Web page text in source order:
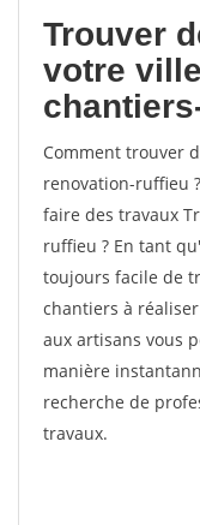
Trouver
votre
Comment trouver
renovation-ruffieu
faire des travaux
ruffieu ? En tant
toujours facile de
chantiers à
aux artisans vous
manière
recherche de
travaux.